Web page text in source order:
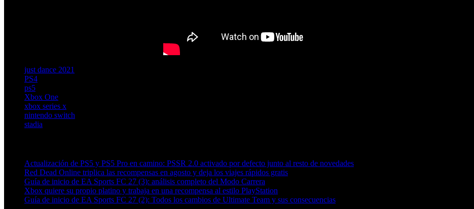
just dance 2021
PS4
ps5
Xbox One
xbox series x
nintendo switch
stadia
Actualización de PS5 y PS5 Pro en camino: PSSR 2.0 activado por defecto junto al resto de novedades
Red Dead Online triplica las recompensas en agosto y deja los viajes rápidos gratis
Guía de inicio de EA Sports FC 27 (3): análisis completo del Modo Carrera
Xbox quiere su propio platino y trabaja en una recompensa al estilo PlayStation
Guía de inicio de EA Sports FC 27 (2): Todos los cambios de Ultimate Team y sus consecuencias